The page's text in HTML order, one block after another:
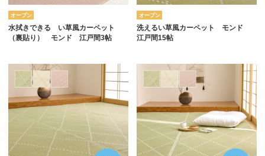
オープン
水拭きできる い草風カーペット
（裏貼り） モンド 江戸間3帖
オープン
洗えるい草風カーペット モンド
江戸間15帖